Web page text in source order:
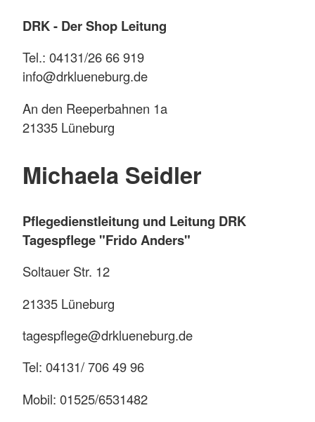
DRK - Der Shop Leitung
Tel.: 04131/26 66 919
info@drklueneburg.de
An den Reeperbahnen 1a
21335 Lüneburg
Michaela Seidler
Pflegedienstleitung und Leitung DRK
Tagespflege "Frido Anders"
Soltauer Str. 12
21335 Lüneburg
tagespflege@drklueneburg.de
Tel: 04131/ 706 49 96
Mobil: 01525/6531482